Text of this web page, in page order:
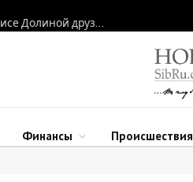
Полина Лурье продает скандальную квартиру, а Ларисе Долиной друзья подарили новую
Финансы Происшествия